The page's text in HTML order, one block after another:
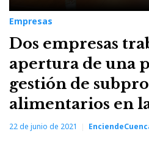
Empresas
Dos empresas
apertura de una
gestión de
alimentarios en
22 de junio de 2021